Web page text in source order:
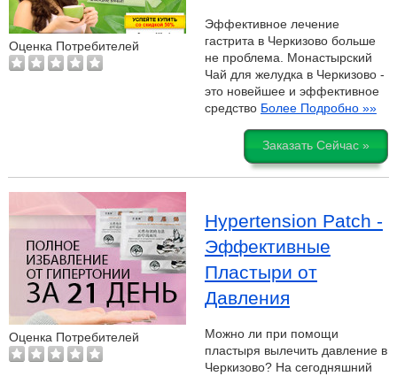
Оценка Потребителей
Эффективное лечение
гастрита в Черкизово больше
не проблема. Монастырский
Чай для желудка в Черкизово -
это новейшее и эффективное
средство Более Подробно »»
Заказать Сейчас »
Оценка Потребителей
Hypertension Patch -
Эффективные
Пластыри от
Давления
Можно ли при помощи
пластыря вылечить давление в
Черкизово? На сегодняшний